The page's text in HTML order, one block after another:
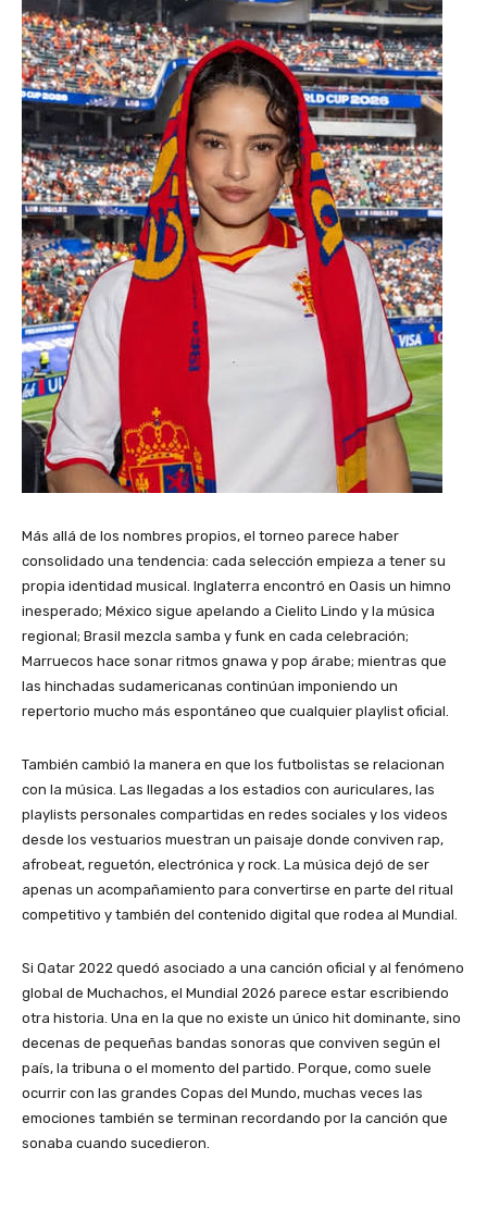
Más allá de los nombres propios, el torneo parece haber
consolidado una tendencia: cada selección empieza a tener su
propia identidad musical. Inglaterra encontró en Oasis un himno
inesperado; México sigue apelando a Cielito Lindo y la música
regional; Brasil mezcla samba y funk en cada celebración;
Marruecos hace sonar ritmos gnawa y pop árabe; mientras que
las hinchadas sudamericanas continúan imponiendo un
repertorio mucho más espontáneo que cualquier playlist oficial.
También cambió la manera en que los futbolistas se relacionan
con la música. Las llegadas a los estadios con auriculares, las
playlists personales compartidas en redes sociales y los videos
desde los vestuarios muestran un paisaje donde conviven rap,
afrobeat, reguetón, electrónica y rock. La música dejó de ser
apenas un acompañamiento para convertirse en parte del ritual
competitivo y también del contenido digital que rodea al Mundial.
Si Qatar 2022 quedó asociado a una canción oficial y al fenómeno
global de Muchachos, el Mundial 2026 parece estar escribiendo
otra historia. Una en la que no existe un único hit dominante, sino
decenas de pequeñas bandas sonoras que conviven según el
país, la tribuna o el momento del partido. Porque, como suele
ocurrir con las grandes Copas del Mundo, muchas veces las
emociones también se terminan recordando por la canción que
sonaba cuando sucedieron.